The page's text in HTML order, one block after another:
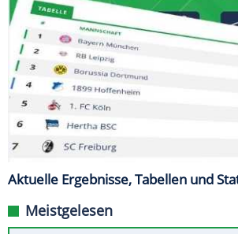
Aktuelle Ergebnisse, Tabellen und
Meistgelesen